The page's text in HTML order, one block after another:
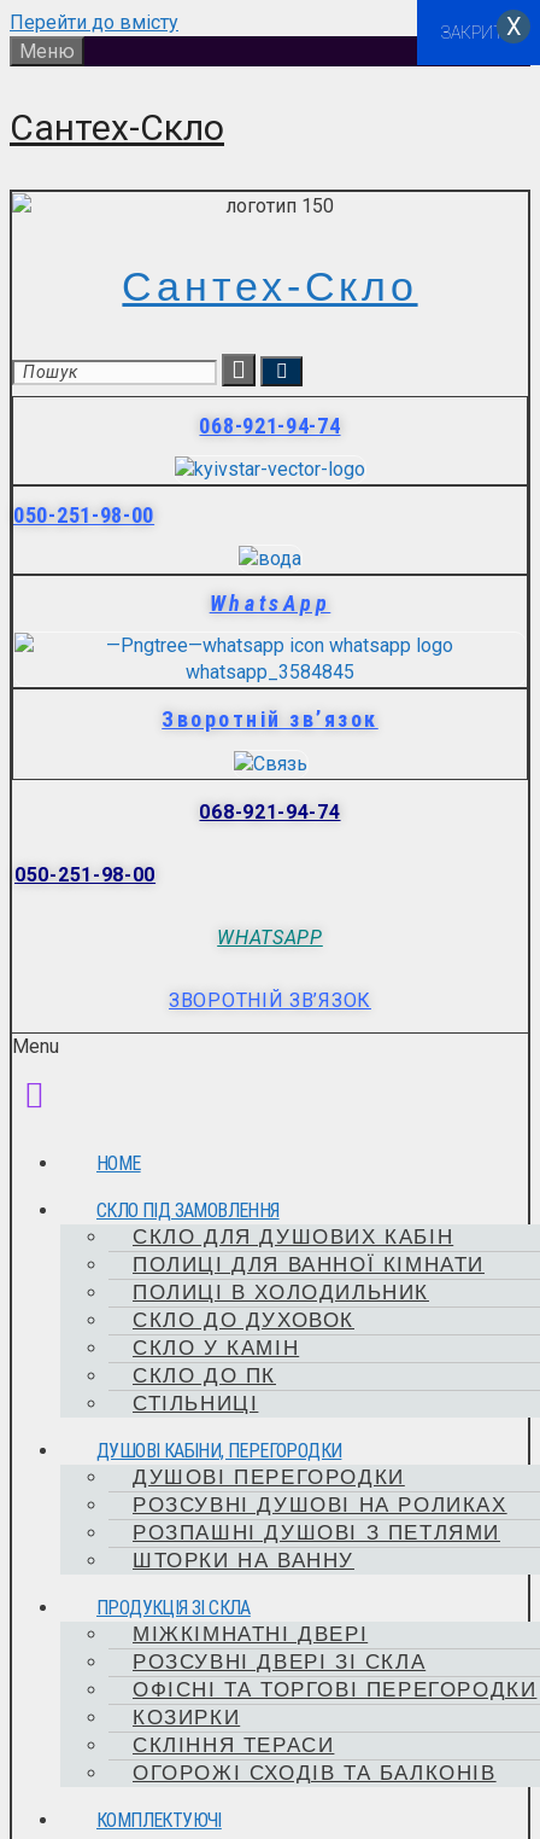
Перейти до вмісту
Меню
Сантех-Скло
Сантех-Скло
068-921-94-74
050-251-98-00
WhatsApp
Зворотній зв’язок
068-921-94-74
050-251-98-00
WHATSAPP
ЗВОРОТНІЙ ЗВ’ЯЗОК
Menu
HOME
СКЛО ПІД ЗАМОВЛЕННЯ
СКЛО ДЛЯ ДУШОВИХ КАБІН
ПОЛИЦІ ДЛЯ ВАННОЇ КІМНАТИ
ПОЛИЦІ В ХОЛОДИЛЬНИК
СКЛО ДО ДУХОВОК
СКЛО У КАМІН
СКЛО ДО ПК
СТІЛЬНИЦІ
ДУШОВІ КАБІНИ, ПЕРЕГОРОДКИ
ДУШОВІ ПЕРЕГОРОДКИ
РОЗСУВНІ ДУШОВІ НА РОЛИКАХ
РОЗПАШНІ ДУШОВІ З ПЕТЛЯМИ
ШТОРКИ НА ВАННУ
ПРОДУКЦІЯ ЗІ СКЛА
МІЖКІМНАТНІ ДВЕРІ
РОЗСУВНІ ДВЕРІ ЗІ СКЛА
ОФІСНІ ТА ТОРГОВІ ПЕРЕГОРОДКИ
КОЗИРКИ
СКЛІННЯ ТЕРАСИ
ОГОРОЖІ СХОДІВ ТА БАЛКОНІВ
КОМПЛЕКТУЮЧІ
ЗАКРИТИХ